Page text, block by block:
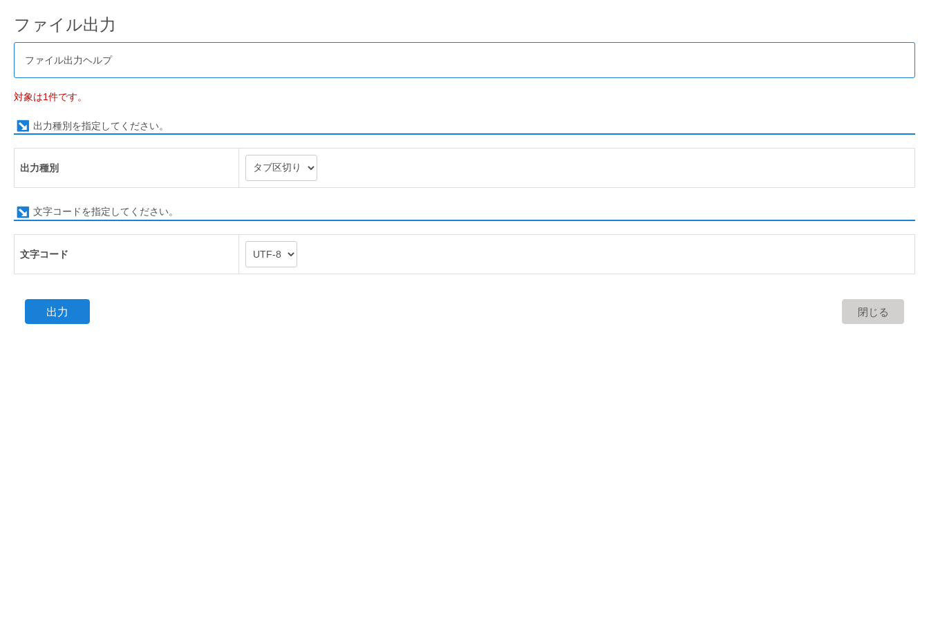
ファイル出力
ファイル出力ヘルプ
対象は1件です。
出力種別を指定してください。
出力種別
文字コードを指定してください。
文字コード